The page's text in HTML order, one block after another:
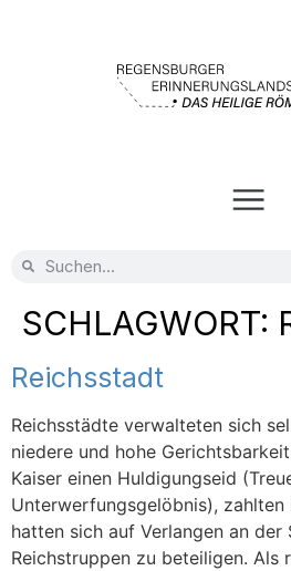
SCHLAGWORT:
Reichsstadt
Reichsstädte verwalteten sich
niedere und hohe
Kaiser einen Huldigungseid
Unterwerfungsgelöbnis), zahlten
hatten sich auf Verlangen an der
Reichstruppen zu beteiligen. Als